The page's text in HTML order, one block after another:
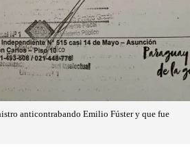
anticontrabando Emilio Fúster y que fue